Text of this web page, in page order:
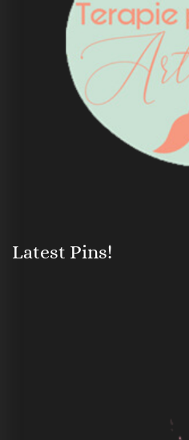
Latest Pins!